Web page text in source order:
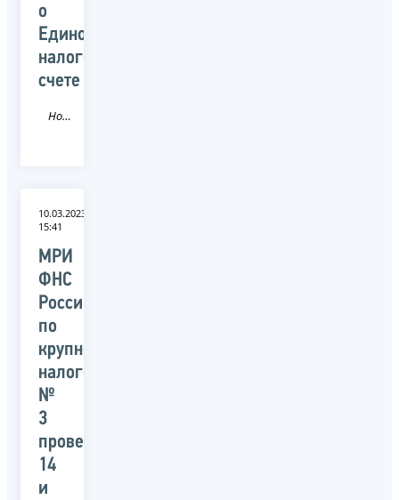
о
Едином
налоговом
счете
Новость
10.03.2023
15:41
МРИ
ФНС
России
по
крупнейшим
налогоплательщикам
№
3
проведет
14
и